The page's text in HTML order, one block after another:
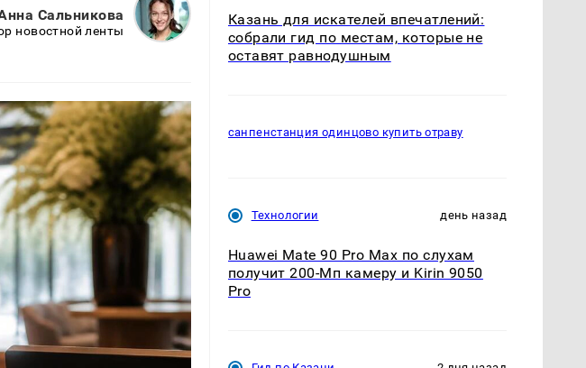
Сальникова
новостной ленты
Казань для искателей впечатлений:
собрали гид по местам, которые не
оставят равнодушным
санпенстанция одинцово купить отраву
Технологии день назад
Huawei Mate 90 Pro Max по слухам
получит 200-Мп камеру и Kirin 9050
Pro